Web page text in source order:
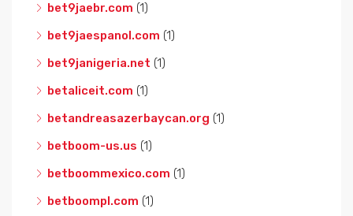
bet9jaebr.com (1)
bet9jaespanol.com (1)
bet9janigeria.net (1)
betaliceit.com (1)
betandreasazerbaycan.org (1)
betboom-us.us (1)
betboommexico.com (1)
betboompl.com (1)